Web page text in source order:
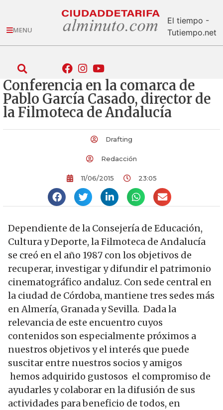
MENU
El tiempo -
Tutiempo.net
Conferencia en la comarca de
Pablo García Casado, director de
la Filmoteca de Andalucía
Drafting
Redacción
11/06/2015 23:05
Dependiente de la Consejería de Educación,
Cultura y Deporte, la Filmoteca de Andalucía
se creó en el año 1987 con los objetivos de
recuperar, investigar y difundir el patrimonio
cinematográfico andaluz. Con sede central en
la ciudad de Córdoba, mantiene tres sedes más
en Almería, Granada y Sevilla. Dada la
relevancia de este encuentro cuyos
contenidos son especialmente próximos a
nuestros objetivos y el interés que puede
suscitar entre nuestros socios y amigos
hemos adquirido gustosos el compromiso de
ayudarles y colaborar en la difusión de sus
actividades para beneficio de todos, en